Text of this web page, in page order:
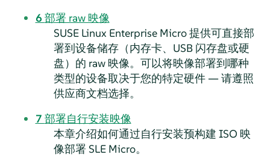
6 部署 raw 映像
SUSE Linux Enterprise Micro提供可直接部
署到设备储存（内存卡、USB 闪存盘或硬
盘）的 raw 映像。可以将映像部署到哪种
类型的设备取决于您的特定硬件 — 请遵照
供应商文档选择。
7 部署自行安装映像
本章介绍如何通过自行安装预构建 ISO 映
像部署 SLE Micro。